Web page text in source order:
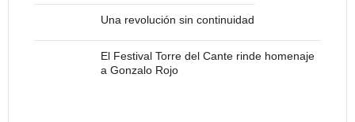
Una revolución sin continuidad
El Festival Torre del Cante rinde homenaje
a Gonzalo Rojo